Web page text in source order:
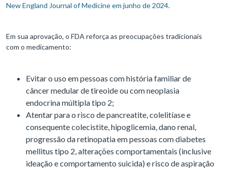
New England Journal of Medicine em junho de 2024.
Em sua aprovação, o FDA reforça as preocupações tradicionais
com o medicamento:
Evitar o uso em pessoas com história familiar de
câncer medular de tireoide ou com neoplasia
endocrina múltipla tipo 2;
Atentar para o risco de pancreatite, colelitíase e
consequente colecistite, hipoglicemia, dano renal,
progressão da retinopatia em pessoas com diabetes
mellitus tipo 2, alterações comportamentais (inclusive
ideação e comportamento suicida) e risco de aspiração